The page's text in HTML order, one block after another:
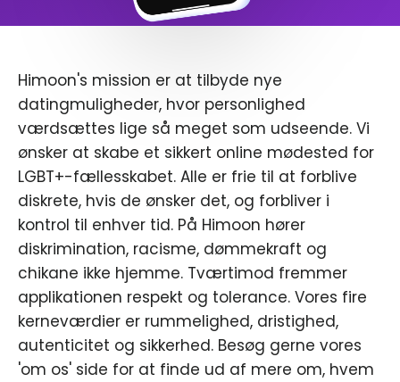
Himoon's mission er at tilbyde nye
datingmuligheder, hvor personlighed
værdsættes lige så meget som udseende. Vi
ønsker at skabe et sikkert online mødested for
LGBT+-fællesskabet. Alle er frie til at forblive
diskrete, hvis de ønsker det, og forbliver i
kontrol til enhver tid. På Himoon hører
diskrimination, racisme, dømmekraft og
chikane ikke hjemme. Tværtimod fremmer
applikationen respekt og tolerance. Vores fire
kerneværdier er rummelighed, dristighed,
autenticitet og sikkerhed. Besøg gerne vores
'om os' side for at finde ud af mere om, hvem